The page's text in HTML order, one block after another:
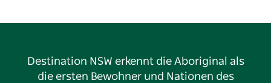
Destination NSW erkennt die Aboriginal als
die ersten Bewohner und Nationen des